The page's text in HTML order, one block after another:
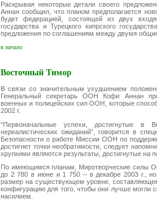
Раскрывая некоторые детали своего
Аннан сообщил, что планом предполагается
будет федерацией, состоящей из двух
государства и Турецкого кипрского
предложения по соглашениям между двумя
в начало
Восточный Тимор
В связи со значительным ухудшением
Генеральный секретарь ООН Кофи Аннан
военных и полицейских сил ООН, которые
2002 г.
“Первоначальные успехи, достигнутые в
нереалистических ожиданий”, говорится в
Безопасности о работе Миссии ООН по
достигнет точки необратимости, следует
хрупкими являются результаты, достигнутые на
По имеющимся планам, Миротворческие силы
до 2 780 в июне и 1 750 – в декабре 2003 г., но
размер на существующем уровне,
конфигурацию для того, чтобы они лучше могли
насилием.